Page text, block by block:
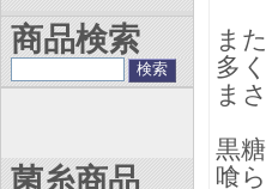
ま
多
ま
黒
喰
商品検索
菌糸商品